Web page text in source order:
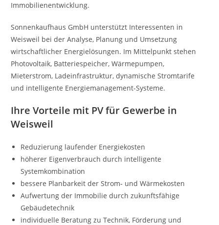
Immobilienentwicklung.
Sonnenkaufhaus GmbH unterstützt Interessenten in
Weisweil bei der Analyse, Planung und Umsetzung
wirtschaftlicher Energielösungen. Im Mittelpunkt stehen
Photovoltaik, Batteriespeicher, Wärmepumpen,
Mieterstrom, Ladeinfrastruktur, dynamische Stromtarife
und intelligente Energiemanagement-Systeme.
Ihre Vorteile mit PV für Gewerbe in
Weisweil
Reduzierung laufender Energiekosten
höherer Eigenverbrauch durch intelligente
Systemkombination
bessere Planbarkeit der Strom- und Wärmekosten
Aufwertung der Immobilie durch zukunftsfähige
Gebäudetechnik
individuelle Beratung zu Technik, Förderung und